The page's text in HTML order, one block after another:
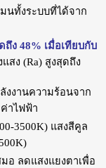
มนทั้งระบบที่ได้จาก
ง 48% เมื่อเทียบกับ
สง (Ra) สูงสุดถึง
งงานความร้อนจาก
าไฟฟ้า
3500K) แสงสีคูล
อ ลดแสงแยงตาเพื่อ